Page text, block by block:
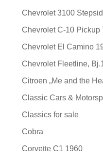
Chevrolet 3100
Chevrolet C-10 Pickup
Chevrolet El Camino
Chevrolet Fleetline,
Citroen „Me and the
Classic Cars &
Classics for sale
Cobra
Corvette C1 1960